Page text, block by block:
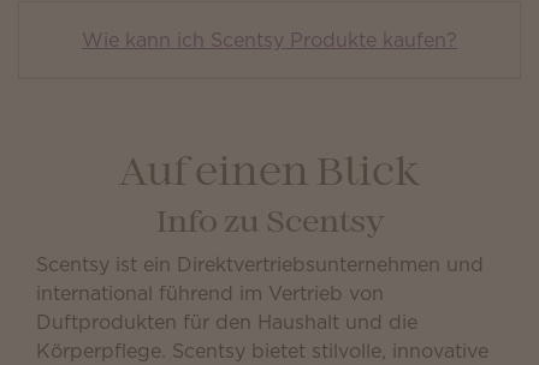
Wie kann ich Scentsy Produkte kaufen?
Auf einen Blick
Info zu Scentsy
Scentsy ist ein Direktvertriebsunternehmen und
international führend im Vertrieb von
Duftprodukten für den Haushalt und die
Körperpflege. Scentsy bietet stilvolle, innovative